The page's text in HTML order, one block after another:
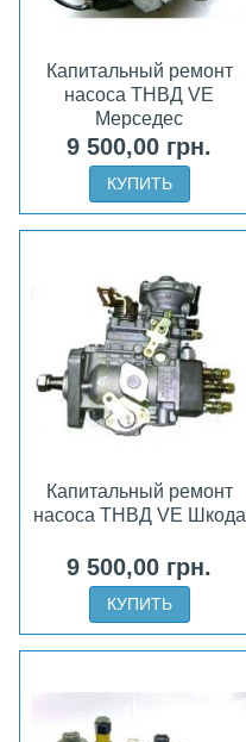
Капитальный ремонт
насоса ТНВД VE
Мерседес
9 500,00 грн.
КУПИТЬ
Капитальный ремонт
насоса ТНВД VE Шкода
9 500,00 грн.
КУПИТЬ